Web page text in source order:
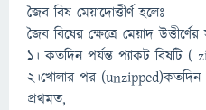
জৈব বিষ মেয়াদোত্তীর্ণ হলেঃ
জৈব বিষের ক্ষেত্রে মেয়াদ
১। কতদিন পর্যন্ত প্যাকট বিষটি
২।খােলার পর (unzipped)কতদিন
প্রথমত,